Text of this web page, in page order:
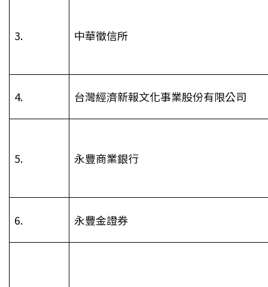
3. 中華徵信所
4. 台灣經濟新報文化事業股份有限公司
5. 永豐商業銀行
6. 永豐金證券